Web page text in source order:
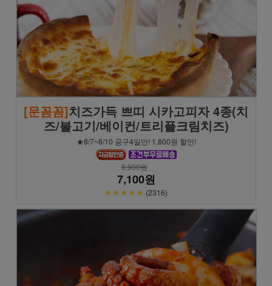
[문꼼꼼]치즈가득 쁘띠 시카고피자 4종(치
즈/불고기/베이컨/트리플크림치즈)
★8/7~8/10 공구4일만! 1,800원 할인!
8,900원
7,100원
★★★★★ (2316)